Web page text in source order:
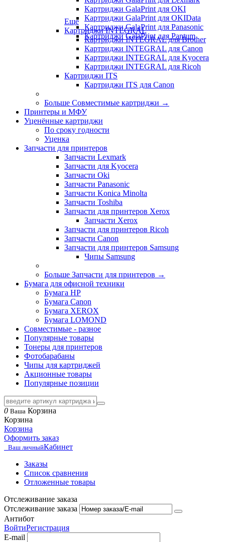
Картриджи GalaPrint для OKI
Картриджи GalaPrint для OKIData
Картриджи GalaPrint для Panasonic
Картриджи GalaPrint для Pantum
Еще
Картриджи INTEGRAL
Картриджи INTEGRAL для Brother
Картриджи INTEGRAL для Canon
Картриджи INTEGRAL для Kyocera
Картриджи INTEGRAL для Ricoh
Картриджи ITS
Картриджи ITS для Canon
Больше Совместимые картриджи →
Принтеры и МФУ
Уценённые картриджи
По сроку годности
Уценка
Запчасти для принтеров
Запчасти Lexmark
Запчасти для Kyocera
Запчасти Oki
Запчасти Panasonic
Запчасти Koniсa Minolta
Запчасти Toshiba
Запчасти для принтеров Xerox
Запчасти Xerox
Запчасти для принтеров Ricoh
Запчасти Canon
Запчасти для принтеров Samsung
Чипы Samsung
Больше Запчасти для принтеров →
Бумага для офисной техники
Бумага HP
Бумага Canon
Бумага XEROX
Бумага LOMOND
Совместимые - разное
Популярные товары
Тонеры для принтеров
Фотобарабаны
Чипы для картриджей
Акционные товары
Популярные позиции
0 Ваша Корзина
Корзина
Корзина
Оформить заказ
Ваш личныйКабинет
Заказы
Список сравнения
Отложенные товары
Отслеживание заказа
Отслеживание заказа
Антибот
ВойтиРегистрация
E-mail